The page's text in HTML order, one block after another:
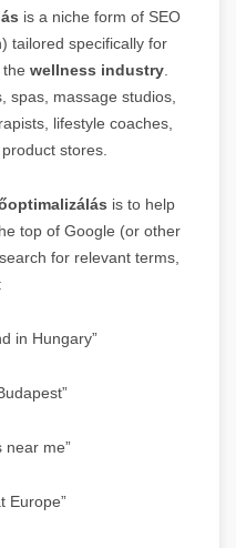
is a niche form of SEO
tailored specifically for
wellness industry
spas, massage studios,
lifestyle coaches,
stores.
is to help
top of Google (or other
for relevant terms,
in Hungary”
near me”
Europe”